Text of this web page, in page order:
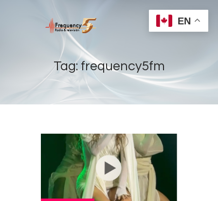
Tag: frequency5fm
Shows
Sports
News
Events
EN